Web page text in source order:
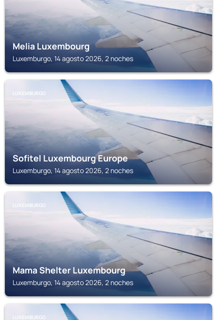
Melia Luxembourg
Luxemburgo, 14 agosto 2026, 2 noches
LUXEMBURGO
Sofitel Luxembourg Europe
Luxemburgo, 14 agosto 2026, 2 noches
LUXEMBURGO
Mama Shelter Luxembourg
Luxemburgo, 14 agosto 2026, 2 noches
LUXEMBURGO